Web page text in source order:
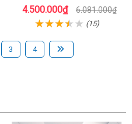
Mua Ngay
4.500.000₫ 6.081.000₫
(15)
3 4